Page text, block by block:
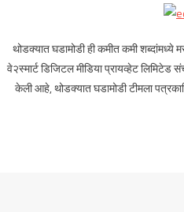
थोडक्यात घडामोडी ही कमीत कमी शब्दांमध्ये
वे२स्मार्ट डिजिटल मीडिया प्रायव्हेट
केली आहे, थोडक्यात घडामोडी टीमला